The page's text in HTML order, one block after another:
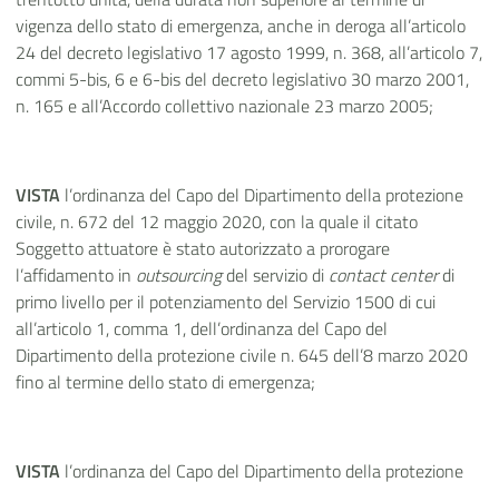
vigenza dello stato di emergenza, anche in deroga all’articolo
24 del decreto legislativo 17 agosto 1999, n. 368, all’articolo 7,
commi 5-bis, 6 e 6-bis del decreto legislativo 30 marzo 2001,
n. 165 e all’Accordo collettivo nazionale 23 marzo 2005;
VISTA l’ordinanza del Capo del Dipartimento della protezione
civile, n. 672 del 12 maggio 2020, con la quale il citato
Soggetto attuatore è stato autorizzato a prorogare
l’affidamento in outsourcingdel servizio di contact centerdi
primo livello per il potenziamento del Servizio 1500 di cui
all’articolo 1, comma 1, dell’ordinanza del Capo del
Dipartimento della protezione civile n. 645 dell’8 marzo 2020
fino al termine dello stato di emergenza;
VISTA l’ordinanza del Capo del Dipartimento della protezione